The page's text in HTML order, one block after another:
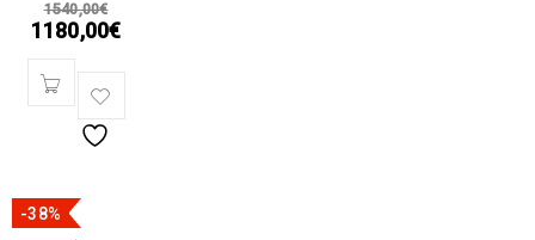
1540,00€
1180,00€
-38%